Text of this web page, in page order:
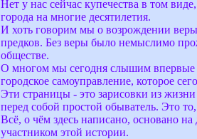
Нет у нас сейчас купечества в том
города на многие десятилетия.
И хоть говорим мы о возрождении
предков. Без веры было немыслимо
обществе.
О многом мы сегодня слышим впервые
городское самоуправление, которое
Эти страницы - это зарисовки из
перед собой простой обыватель. Это
Всё, о чём здесь написано, основано
участником этой истории.